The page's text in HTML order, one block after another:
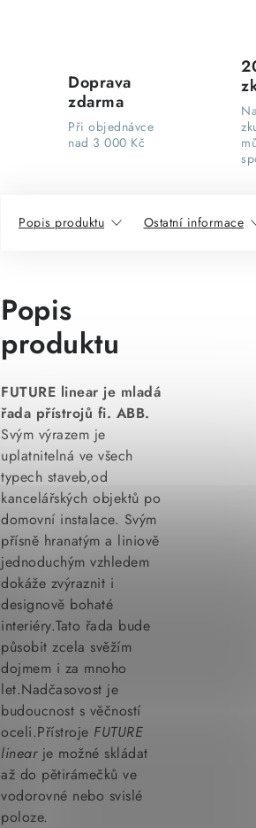
Doprava
zdarma
Při objednávce
nad 3 000 Kč
Popis produktu Ostatní informace
Popis
produktu
FUTURE linear je mladá
řada přístrojů fi. ABB.
Svým výrazem je
uplatnitelná ve všech
typech staveb,od
kancelářských objektů po
domovní instalace. Svým
přísně hranatým a liniově
jednoduchým vzhledem
dokáže zvýraznit i
designově bohaté
interiéry.Tato řada bude
působit zcela svěžím
dojmem i za mnoho
let.Nadčasovost je
budoucnost s věčností
oceli.Přístroje FUTURE
linearje možné skládat
až do pětirámečků ve
vodorovné nebo svislé
poloze.